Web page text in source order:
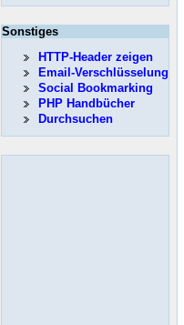
Sonstiges
HTTP-Header zeigen
Email-Verschlüsselung
Social Bookmarking
PHP Handbücher
Durchsuchen